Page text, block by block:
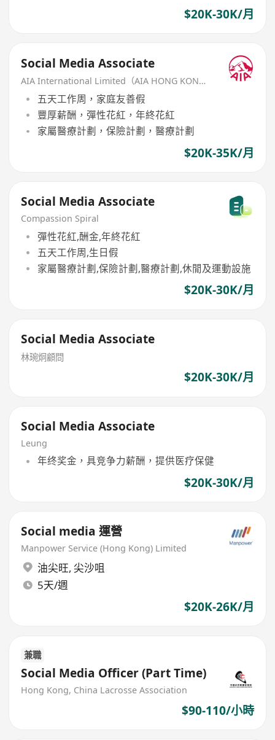
$20K-30K/月
Social Media Associate
AIA International Limited（AIA HONG KONG）
五天工作周，家庭友善假
豐厚薪酬，彈性花紅，年終花紅
家屬醫療計劃，保險計劃，醫療計劃
$20K-35K/月
Social Media Associate
Compassion Spiral
彈性花紅,酬金,年終花紅
五天工作周,生日假
家屬醫療計劃,保險計劃,醫療計劃,休閒及運動設施
$20K-30K/月
Social Media Associate
林琬烔顧問
$20K-30K/月
Social Media Associate
Leung
年终奖金，具竞争力薪酬，提供医疗保健
$20K-30K/月
Social media 運營
Manpower Service (Hong Kong) Limited
油尖旺, 尖沙咀
5天/週
$20K-26K/月
兼職
Social Media Officer (Part Time)
Hong Kong, China Lacrosse Association
$90-110/小時